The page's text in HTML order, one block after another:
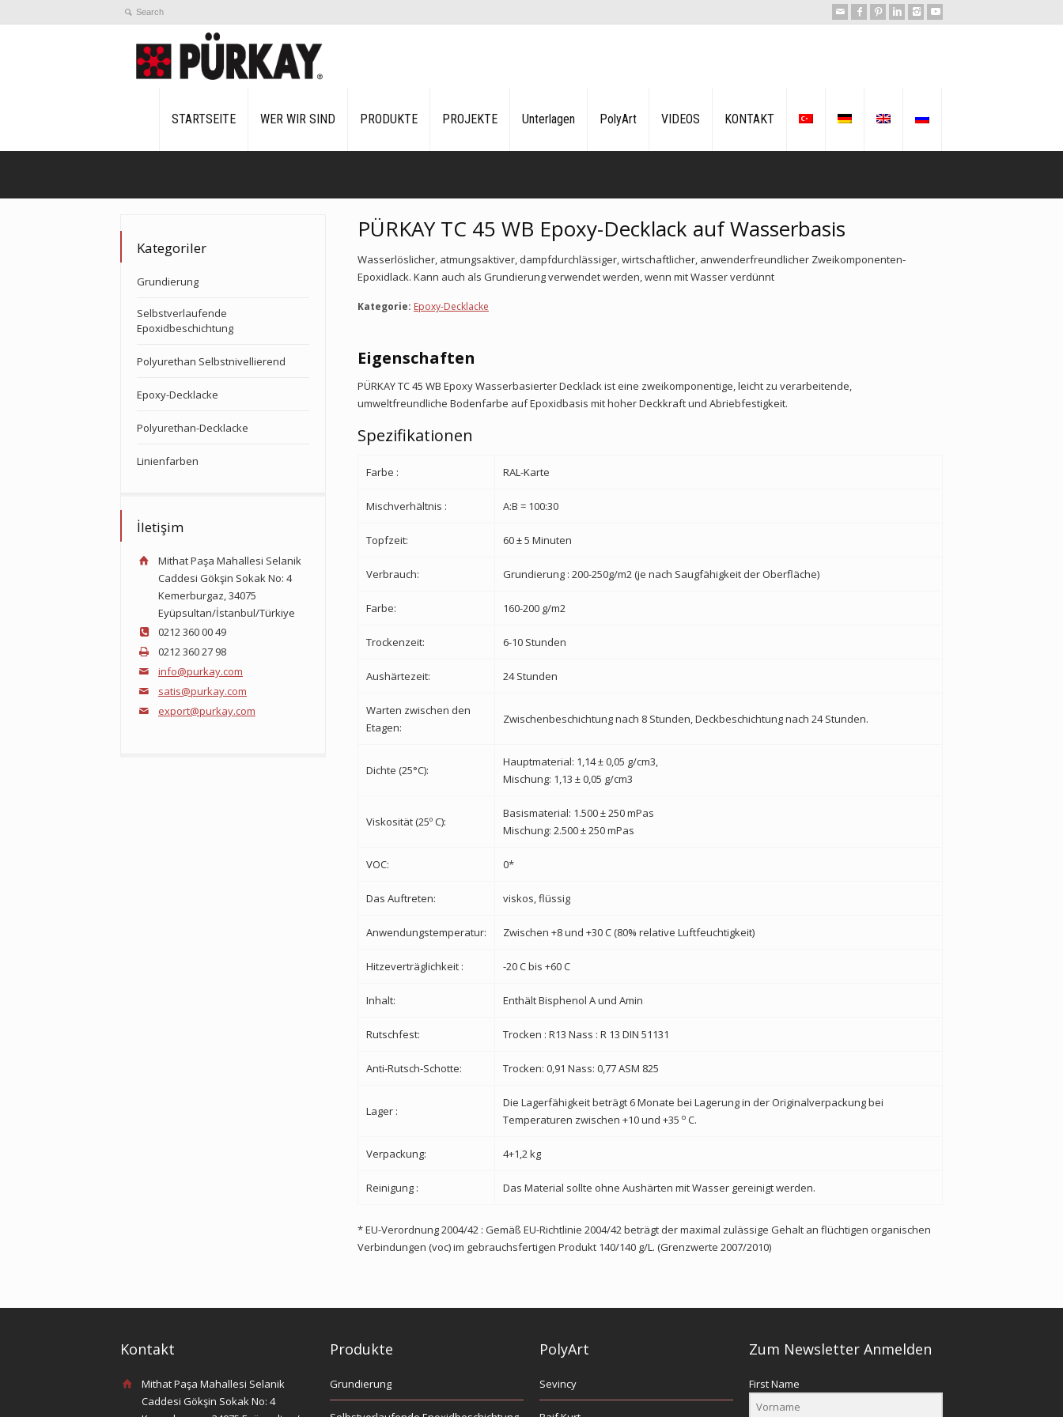
STARTSEITE WER WIR SIND PRODUKTE PROJEKTE Unterlagen PolyArt VIDEOS KONTAKT
PÜRKAY TC 45 WB Epoxy-Decklack auf Wasserbasis
Wasserlöslicher, atmungsaktiver, dampfdurchlässiger, wirtschaftlicher, anwenderfreundlicher Zweikomponenten-
Epoxidlack. Kann auch als Grundierung verwendet werden, wenn mit Wasser verdünnt
Kategorie: Epoxy-Decklacke
Eigenschaften
PÜRKAY TC 45 WB Epoxy Wasserbasierter Decklack ist eine zweikomponentige, leicht zu verarbeitende,
umweltfreundliche Bodenfarbe auf Epoxidbasis mit hoher Deckkraft und Abriebfestigkeit.
Spezifikationen
Farbe : RAL-Karte
Mischverhältnis : A:B = 100:30
Topfzeit: 60 ± 5 Minuten
Verbrauch: Grundierung : 200-250g/m2 (je nach Saugfähigkeit der Oberfläche)
Farbe: 160-200 g/m2
Trockenzeit: 6-10 Stunden
Aushärtezeit: 24 Stunden
Warten zwischen den
Etagen:
Zwischenbeschichtung nach 8 Stunden, Deckbeschichtung nach 24 Stunden.
Dichte (25°C):
Hauptmaterial: 1,14 ± 0,05 g/cm3,
Mischung: 1,13 ± 0,05 g/cm3
Viskosität (25º C):
Basismaterial: 1.500 ± 250 mPas
Mischung: 2.500 ± 250 mPas
VOC: 0*
Das Auftreten: viskos, flüssig
Anwendungstemperatur: Zwischen +8 und +30 C (80% relative Luftfeuchtigkeit)
Hitzeverträglichkeit : -20 C bis +60 C
Inhalt: Enthält Bisphenol A und Amin
Rutschfest: Trocken : R13 Nass : R 13 DIN 51131
Anti-Rutsch-Schotte: Trocken: 0,91 Nass: 0,77 ASM 825
Lager :
Die Lagerfähigkeit beträgt 6 Monate bei Lagerung in der Originalverpackung bei
Temperaturen zwischen +10 und +35 o C.
Verpackung: 4+1,2 kg
Reinigung : Das Material sollte ohne Aushärten mit Wasser gereinigt werden.
* EU-Verordnung 2004/42 : Gemäß EU-Richtlinie 2004/42 beträgt der maximal zulässige Gehalt an flüchtigen organischen
Verbindungen (voc) im gebrauchsfertigen Produkt 140/140 g/L. (Grenzwerte 2007/2010)
Kategoriler
Grundierung
Selbstverlaufende
Epoxidbeschichtung
Polyurethan Selbstnivellierend
Epoxy-Decklacke
Polyurethan-Decklacke
Linienfarben
İletişim
Mithat Paşa Mahallesi Selanik
Caddesi Gökşin Sokak No: 4
Kemerburgaz, 34075
Eyüpsultan/İstanbul/Türkiye
0212 360 00 49
0212 360 27 98
info@purkay.com
satis@purkay.com
export@purkay.com
Kontakt
Mithat Paşa Mahallesi Selanik
Caddesi Gökşin Sokak No: 4
Produkte
Grundierung
PolyArt
Sevincy
Zum Newsletter Anmelden
First Name